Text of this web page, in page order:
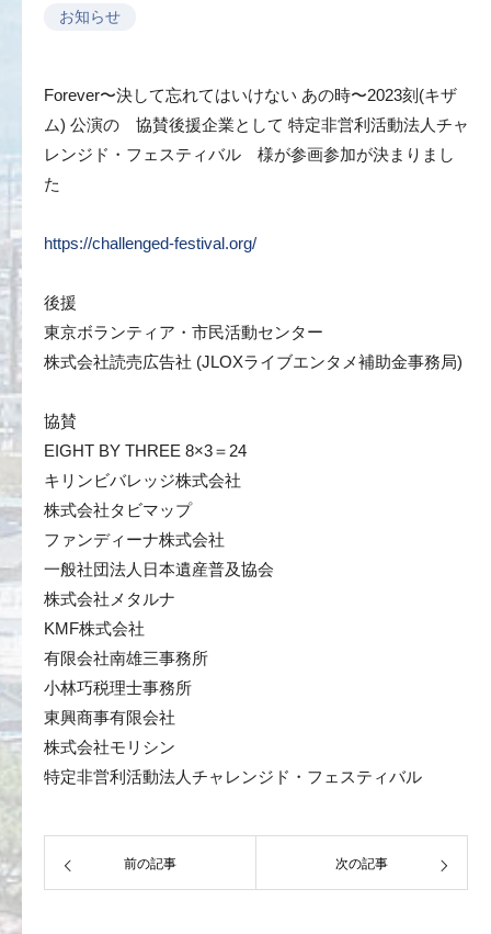
お知らせ
Forever〜決して忘れてはいけない あの時〜2023刻(キザ
ム) 公演の 協賛後援企業として 特定非営利活動法人チャ
レンジド・フェスティバル 様が参画参加が決まりまし
た
https://challenged-festival.org/
後援
東京ボランティア・市民活動センター
株式会社読売広告社 (JLOXライブエンタメ補助金事務局)
協賛
EIGHT BY THREE 8×3＝24
キリンビバレッジ株式会社
株式会社タビマップ
ファンディーナ株式会社
一般社団法人日本遺産普及協会
株式会社メタルナ
KMF株式会社
有限会社南雄三事務所
小林巧税理士事務所
東興商事有限会社
株式会社モリシン
特定非営利活動法人チャレンジド・フェスティバル
前の記事 次の記事